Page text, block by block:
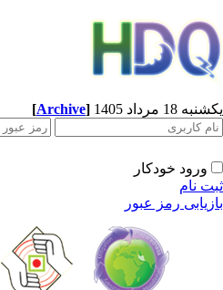
18 مرداد 1405 [Archive]
ورود خودکار
نام
رمز عبور